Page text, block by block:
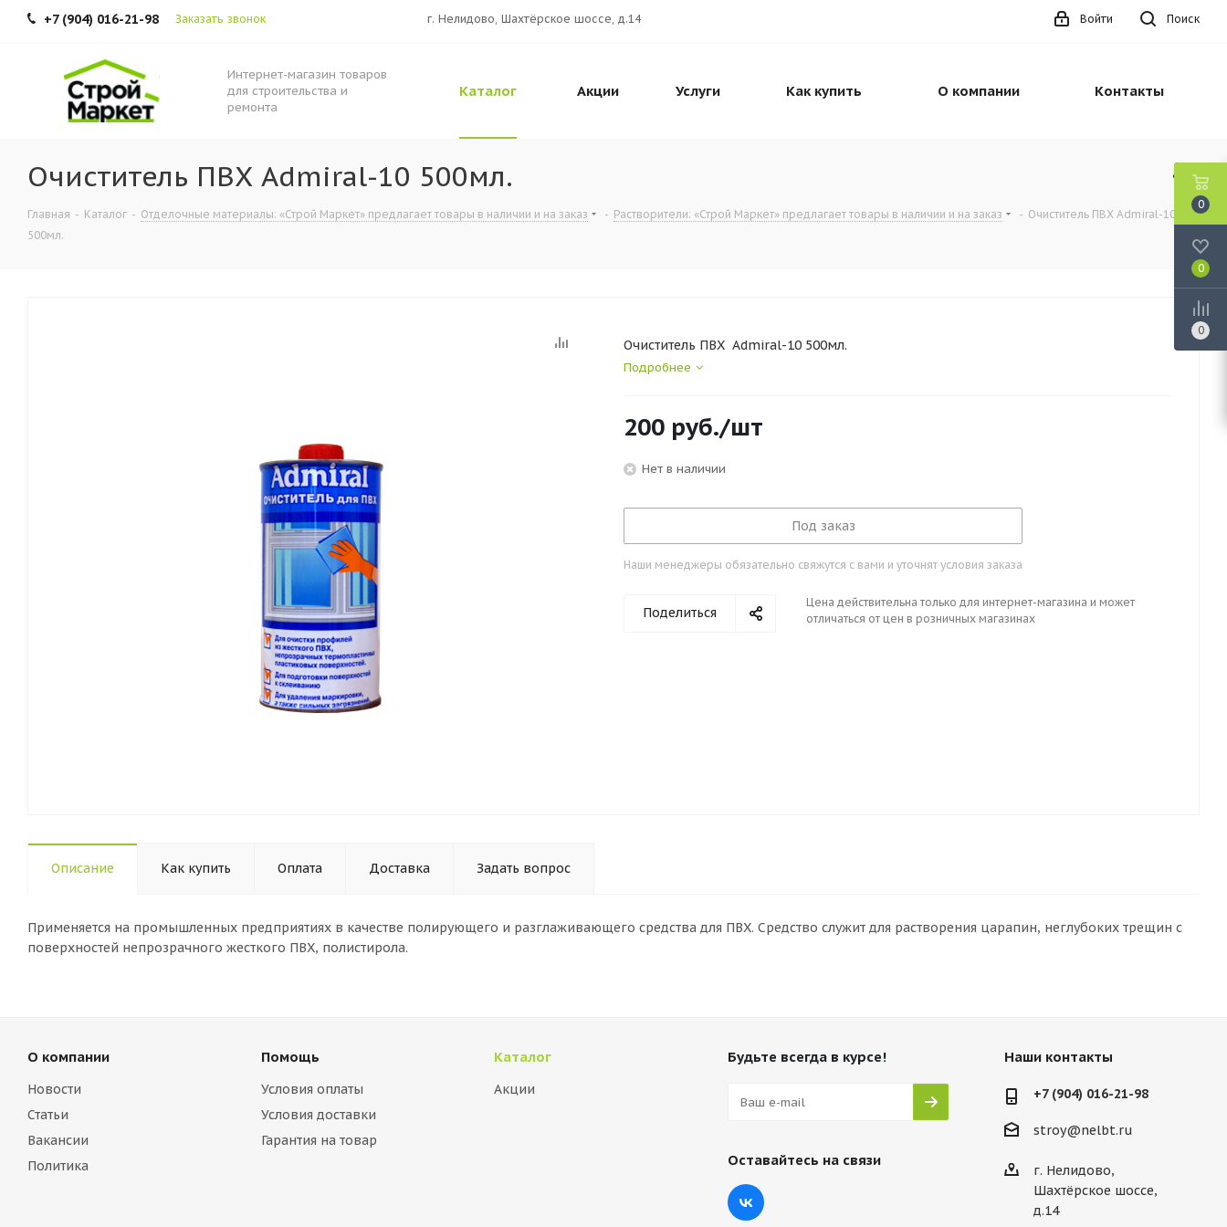
+7 (904) 016-21-98 Заказать звонок г. Нелидово, Шахтёрское шоссе, д.14 Поиск
Войти
Интернет-магазин товаров
для строительства и
ремонта
Каталог Акции Услуги Как купить О компании Контакты
Очиститель ПВХ Admiral-10 500мл.
Главная - Каталог - Отделочные материалы: «Строй Маркет» предлагает товары в наличии и на заказ - Растворители: «Строй Маркет» предлагает товары в наличии и на заказ - Очиститель ПВХ Admiral-10
500мл.
Очиститель ПВХ Admiral-10 500мл.
Подробнее
200 руб./шт
Нет в наличии
Под заказ
Наши менеджеры обязательно свяжутся с вами и уточнят условия заказа
Поделиться
Цена действительна только для интернет-магазина и может
отличаться от цен в розничных магазинах
Описание Как купить Оплата Доставка Задать вопрос
Применяется на промышленных предприятиях в качестве полирующего и разглаживающего средства для ПВХ. Средство служит для растворения царапин, неглубоких трещин с
поверхностей непрозрачного жесткого ПВХ, полистирола.
О компании
Новости
Статьи
Вакансии
Политика
Помощь
Условия оплаты
Условия доставки
Гарантия на товар
Каталог
Акции
Будьте всегда в курсе!
Оставайтесь на связи
Наши контакты
+7 (904) 016-21-98
stroy@nelbt.ru
г. Нелидово,
Шахтёрское шоссе,
д.14
0
0
0